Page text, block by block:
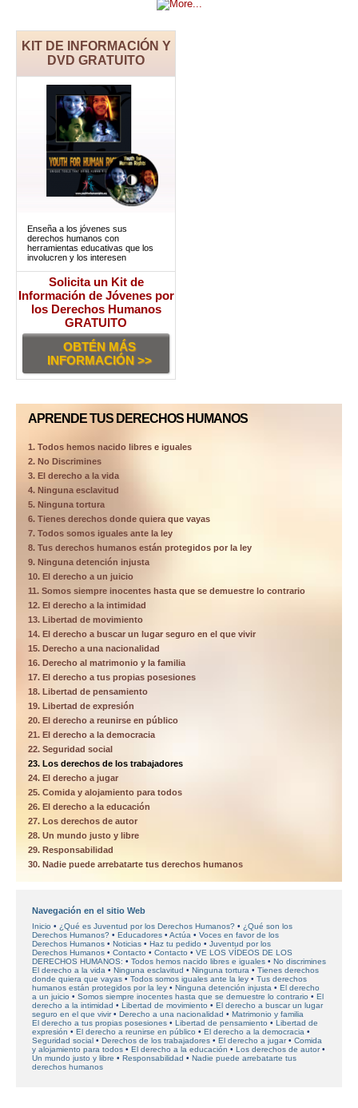
KIT DE INFORMACIÓN Y
DVD GRATUITO
Enseña a los jóvenes sus
derechos humanos con
herramientas educativas que los
involucren y los interesen
Solicita un Kit de
Información de Jóvenes por
los Derechos Humanos
GRATUITO
OBTÉN MÁS
INFORMACIÓN >>
APRENDE TUS DERECHOS HUMANOS
1. Todos hemos nacido libres e iguales
2. No Discrimines
3. El derecho a la vida
4. Ninguna esclavitud
5. Ninguna tortura
6. Tienes derechos donde quiera que vayas
7. Todos somos iguales ante la ley
8. Tus derechos humanos están protegidos por la ley
9. Ninguna detención injusta
10. El derecho a un juicio
11. Somos siempre inocentes hasta que se demuestre lo contrario
12. El derecho a la intimidad
13. Libertad de movimiento
14. El derecho a buscar un lugar seguro en el que vivir
15. Derecho a una nacionalidad
16. Derecho al matrimonio y la familia
17. El derecho a tus propias posesiones
18. Libertad de pensamiento
19. Libertad de expresión
20. El derecho a reunirse en público
21. El derecho a la democracia
22. Seguridad social
23. Los derechos de los trabajadores
24. El derecho a jugar
25. Comida y alojamiento para todos
26. El derecho a la educación
27. Los derechos de autor
28. Un mundo justo y libre
29. Responsabilidad
30. Nadie puede arrebatarte tus derechos humanos
Navegación en el sitio Web
Inicio ¿Qué es Juventud por los Derechos Humanos?
¿Qué son los
Derechos Humanos?
Educadores Actúa Voces en favorde los
Derechos Humanos
Noticias Haz tu pedido
Juventud por los
Derechos Humanos
Contacto Contacto
VE LOS VÍDEOS DE LOS
DERECHOS HUMANOS:
Todos hemos nacido libres e iguales
No discrimines
El derecho a la vida
Ninguna esclavitud Ninguna tortura
Tienes derechos
donde quiera que vayas
Todos somos iguales ante la ley
Tus derechos
humanos están protegidos por la ley
Ninguna detención injusta
El derecho
a un juicio
Somos siempre inocentes hasta que se demuestre lo contrario
El
derecho a la intimidad
Libertad de movimiento
El derecho a buscar un lugar
seguro en el que vivir
Derecho a una nacionalidad
Matrimonio y familia
El derecho a tus propias posesiones
Libertad de pensamiento
Libertad de
expresión
El derecho a reunirse en público
El derecho a la democracia
Seguridad social
Derechos de los trabajadores El derecho a jugar
Comida
y alojamiento para todos
El derecho a la educación
Los derechos de autor
Un mundo justo y libre
Responsabilidad
Nadie puede arrebatarte tus
derechos humanos